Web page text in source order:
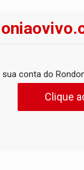
conta do
Clique